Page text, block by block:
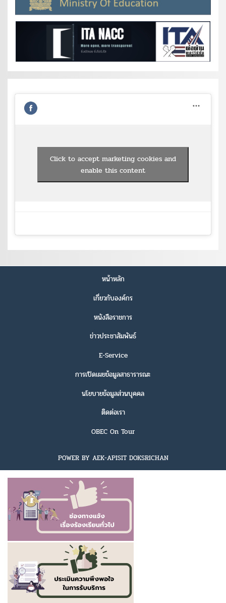
Click to accept marketing cookies and
enable this content
หน้าหลัก
เกี่ยวกับองค์กร
หนังสือราชการ
ข่าวประชาสัมพันธ์
E-Service
การเปิดเผยข้อมูลสาธารารณะ
นโยบายข้อมูลส่วนบุคคล
ติดต่อเรา
OBEC On Tour
POWER BY AEK-APISIT DOKSRICHAN